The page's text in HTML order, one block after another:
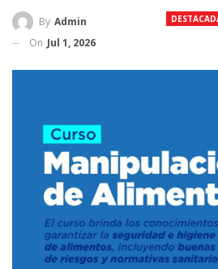
By Admin
On Jul 1, 2026